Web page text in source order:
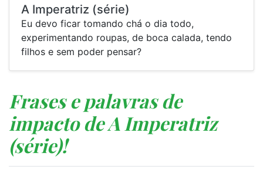
A Imperatriz (série)
Eu devo ficar tomando chá o dia todo,
experimentando roupas, de boca calada, tendo
filhos e sem poder pensar?
Frases e palavras de
impacto de A Imperatriz
(série)!